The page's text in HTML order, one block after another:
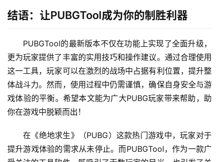
结语：让PUBGTool成为你的制胜利器
PUBGTool的最新版本不仅在功能上实现了全面升级，
更为玩家提供了丰富的实用技巧和操作建议。通过合理使用
这一工具，玩家可以在激烈的战场中占据有利位置，提升整
体战斗力。然而，使用过程中仍需谨慎，确保自身安全与游
戏体验的平衡。希望本文能为广大PUBG玩家带来帮助，助
你在游戏中脱颖而出！
在《绝地求生》（PUBG）这款热门游戏中，玩家对于
提升游戏体验的需求从未停止。而PUBGTool，作为一款广